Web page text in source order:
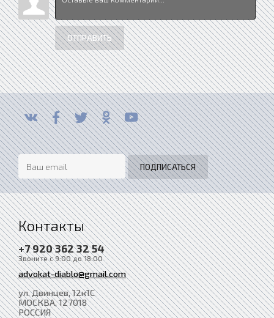
ОТПРАВИТЬ
Контакты
+7 920 362 32 54
Звоните с 9:00 до 18:00
advokat-diablo@gmail.com
ул. Двинцев, 12к1С
МОСКВА, 127018
РОССИЯ